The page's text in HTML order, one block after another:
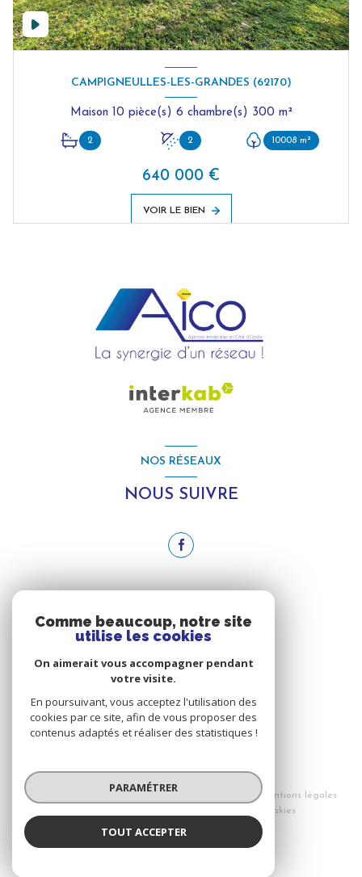
CAMPIGNEULLES-LES-GRANDES (62170)
Maison 10 pièce(s) 6 chambre(s) 300 m²
2 2 10008 m²
640 000 €
VOIR LE BIEN
NOS RÉSEAUX
NOUS SUIVRE
NOUS ADHÉRONS
© 2026 | Tous droits réservés
Mentions légales
Cookies
Comme beaucoup, notre site
utilise les cookies
On aimerait vous accompagner pendant
votre visite.
En poursuivant, vous acceptez l'utilisation des
cookies par ce site, afin de vous proposer des
contenus adaptés et réaliser des statistiques !
PARAMÉTRER
TOUT ACCEPTER